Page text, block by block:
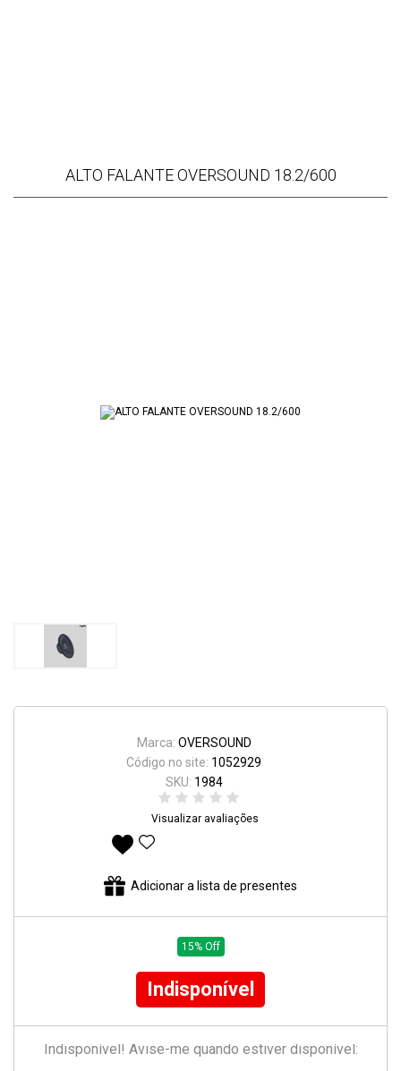
ALTO FALANTE OVERSOUND 18.2/600
Marca: OVERSOUND
Código no site: 1052929
SKU: 1984
Visualizar avaliações
Adicionar a lista de presentes
15% Off
Indisponível
Indisponível! Avise-me quando estiver disponível: